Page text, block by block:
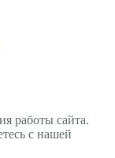
работы сайта.
с нашей